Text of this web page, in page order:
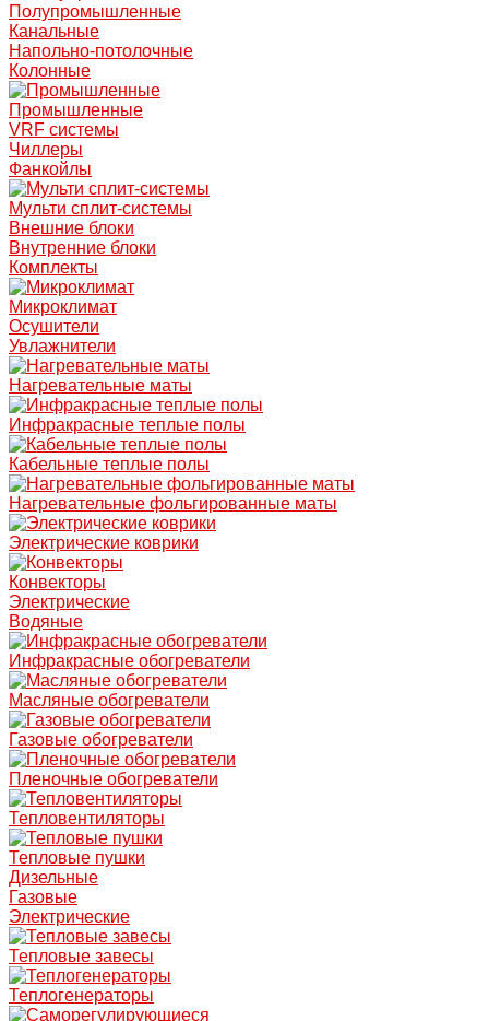
Полупромышленные
Канальные
Напольно-потолочные
Колонные
Промышленные
VRF системы
Чиллеры
Фанкойлы
Мульти сплит-системы
Внешние блоки
Внутренние блоки
Комплекты
Микроклимат
Осушители
Увлажнители
Нагревательные маты
Инфракрасные теплые полы
Кабельные теплые полы
Нагревательные фольгированные маты
Электрические коврики
Конвекторы
Электрические
Водяные
Инфракрасные обогреватели
Масляные обогреватели
Газовые обогреватели
Пленочные обогреватели
Тепловентиляторы
Тепловые пушки
Дизельные
Газовые
Электрические
Тепловые завесы
Теплогенераторы